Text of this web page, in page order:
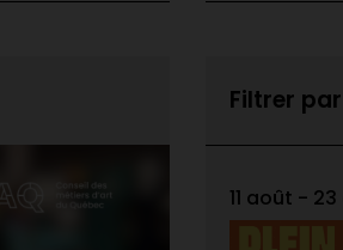
Filtrer
11 août -